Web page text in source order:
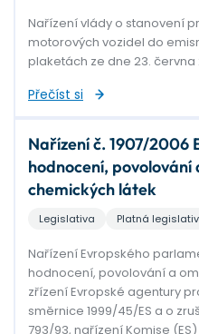
Nařízení vlády o stanovení
motorových vozidel do
plaketách ze dne 23. června
Přečíst si
Nařízení č. 1907/2006
hodnocení, povolování
chemických látek
Legislativa Platná
Nařízení Evropského
hodnocení, povolování a
zřízení Evropské agentury
směrnice 1999/45/ES a o
793/93, nařízení Komise